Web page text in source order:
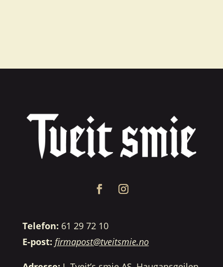
Telefon: 61 29 72 10
E-post: firmapost@tveitsmie.no